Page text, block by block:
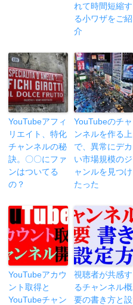
れて時間短縮す
る小ワザをご紹
介
YouTubeアフィ
リエイト、特化
チャンネルの秘
訣。〇〇にファ
ンはついてる
の？
YouTubeのチャ
ンネルを作る上
で、異常にデカ
い市場規模のジ
ャンルを見つけ
たった
YouTubeアカウ
ント取得と
YouTubeチャン
視聴者が共感す
るチャンネル概
要の書き方と設